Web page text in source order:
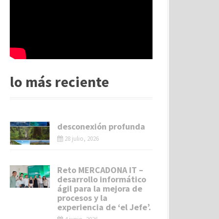
lo más reciente
desconexión profunda
28 julio, 2026
Reto MERCADONA IT –
desarrollo informático
ágil para la mejora de
procesos y la
experiencia de ‘el Jefe’.